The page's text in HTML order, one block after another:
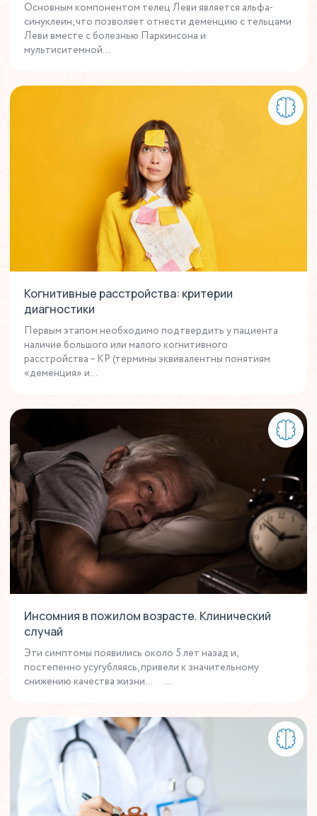
Основным компонентом телец Леви является альфа-
синуклеин, что позволяет отнести деменцию с тельцами
Леви вместе с болезнью Паркинсона и
мультиситемной...
Когнитивные расстройства: критерии
диагностики
Первым этапом необходимо подтвердить у пациента
наличие большого или малого когнитивного
расстройства – КР (термины эквивалентны понятиям
«деменция» и...
Инсомния в пожилом возрасте. Клинический
случай
Эти симптомы появились около 5 лет назад и,
постепенно усугубляясь, привели к значительному
снижению качества жизни... ...